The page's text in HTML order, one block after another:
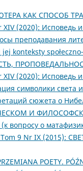
КАК СПОСОБ
(2020): Исповедь
преподавания
konteksty
(2020): Исповедь
символики света
сюжета о
И
вопросу о
9 Nr IX (2015):
POETY.